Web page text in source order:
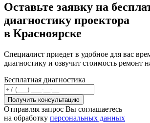
Оставьте заявку на
диагностику проектора
в Красноярске
Специалист приедет в удобное для вас
диагностику и озвучит стоимость ремонт
Бесплатная диагностика
Отправляя запрос Вы соглашаетесь
на обработку персональных данных